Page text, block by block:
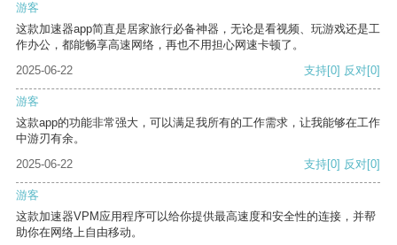
游客
这款加速器app简直是居家旅行必备神器，无论是看视频、玩游戏还是工
作办公，都能畅享高速网络，再也不用担心网速卡顿了。
2025-06-22
支持[0] 反对[0]
游客
这款app的功能非常强大，可以满足我所有的工作需求，让我能够在工作
中游刃有余。
2025-06-22
支持[0] 反对[0]
游客
这款加速器VPM应用程序可以给你提供最高速度和安全性的连接，并帮
助你在网络上自由移动。